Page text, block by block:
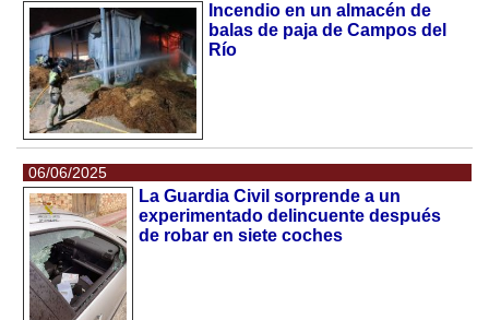
Incendio en un almacén de
balas de paja de Campos del
Río
06/06/2025
La Guardia Civil sorprende a un
experimentado delincuente después
de robar en siete coches